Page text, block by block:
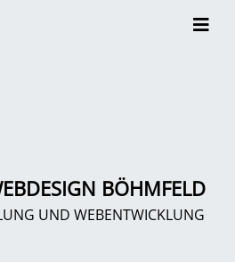
BÖHMFELD
UND WEBENTWICKLUNG